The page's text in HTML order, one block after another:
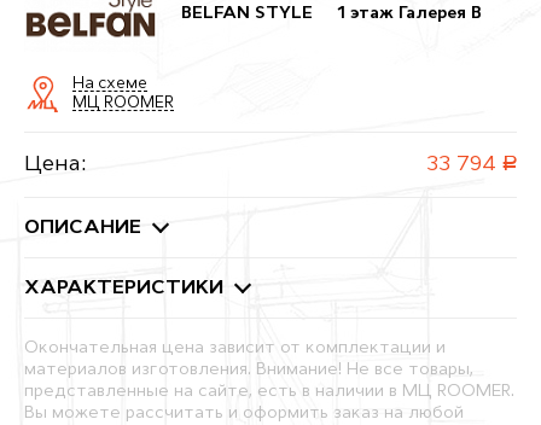
BELFAN STYLE 1 этаж Галерея B
На схеме
МЦ ROOMER
Цена: 33 794 руб.
ОПИСАНИЕ
ХАРАКТЕРИСТИКИ
Окончательная цена зависит от комплектации и
материалов изготовления. Внимание! Не все товары,
представленные на сайте, есть в наличии в МЦ ROOMER.
Вы можете рассчитать и оформить заказ на любой